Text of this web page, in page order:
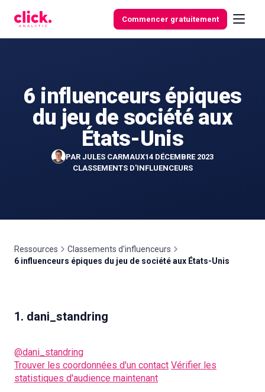
Commencer gratuitement
Fonctionnalités
Outils
🇫🇷FR
6 influenceurs épiques
du jeu de société aux
États-Unis
PAR JULES CARMAUX14 DÉCEMBRE 2023
CLASSEMENTS D'INFLUENCEURS
Ressources
Classements d'influenceurs
6 influenceurs épiques du jeu de société aux États-Unis
1. dani_standring
@dani_standring
Trouver les coordonnées d'un contact Vérifier les
statistiques d'audience maintenant